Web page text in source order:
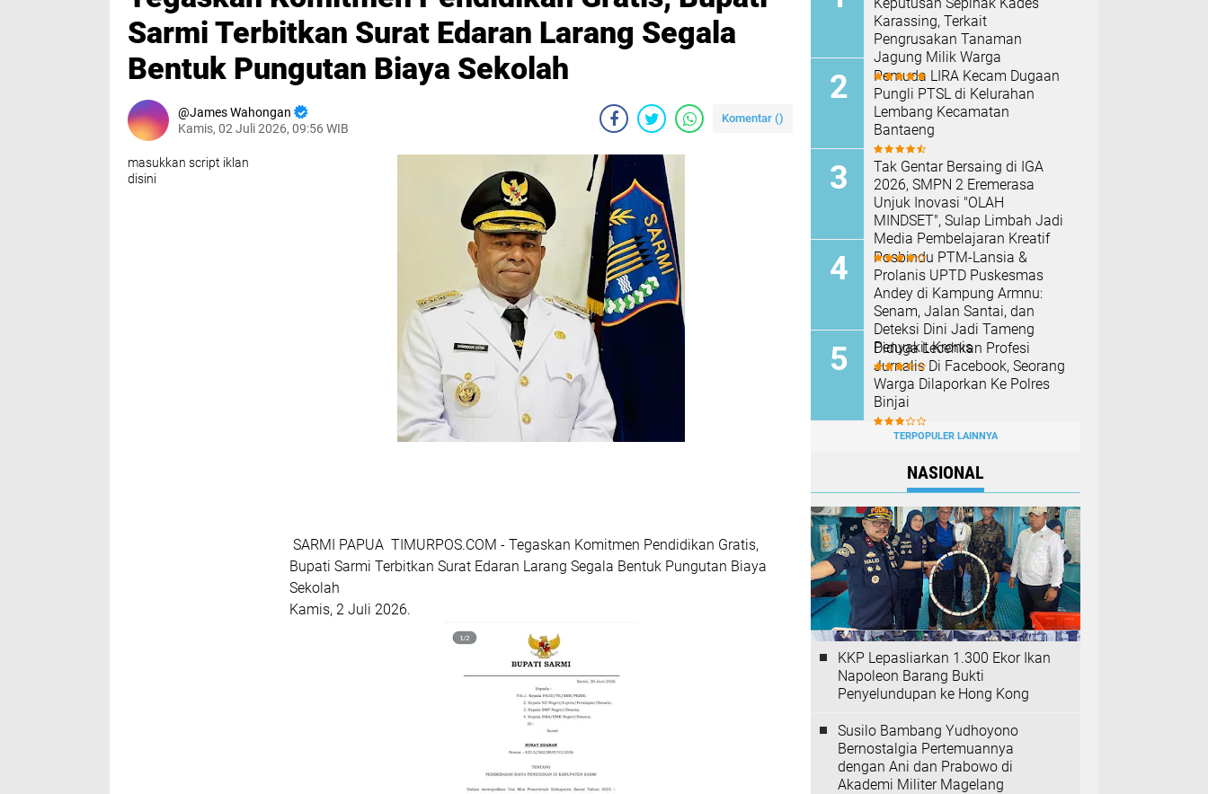
Sarmi Terbitkan Surat Edaran Larang Segala
Bentuk Pungutan Biaya Sekolah
James Wahongan
Kamis, 02 Juli 2026, 09:56 WIB
Komentar ()
masukkan script iklan
disini
SARMI PAPUA TIMURPOS.COM - Tegaskan Komitmen Pendidikan Gratis,
Bupati Sarmi Terbitkan Surat Edaran Larang Segala Bentuk Pungutan Biaya
Sekolah
Kamis, 2 Juli 2026.
Karassing, Terkait
Pengrusakan Tanaman
Jagung Milik Warga
Pemuda LIRA Kecam Dugaan
Pungli PTSL di Kelurahan
Lembang Kecamatan
Bantaeng
Tak Gentar Bersaing di IGA
2026, SMPN 2 Eremerasa
Unjuk Inovasi "OLAH
MINDSET", Sulap Limbah Jadi
Media Pembelajaran Kreatif
Posbindu PTM-Lansia &
Prolanis UPTD Puskesmas
Andey di Kampung Armnu:
Senam, Jalan Santai, dan
Deteksi Dini Jadi Tameng
Penyakit Kronis
Diduga Lecehkan Profesi
Jurnalis Di Facebook, Seorang
Warga Dilaporkan Ke Polres
Binjai
TERPOPULER LAINNYA
NASIONAL
KKP Lepasliarkan 1.300 Ekor Ikan
Napoleon Barang Bukti
Penyelundupan ke Hong Kong
Susilo Bambang Yudhoyono
Bernostalgia Pertemuannya
dengan Ani dan Prabowo di
Akademi Militer Magelang